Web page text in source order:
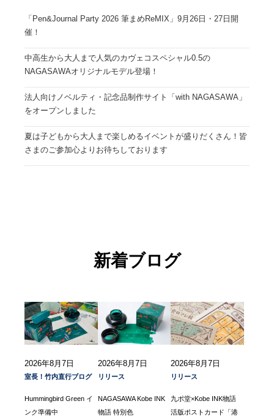
「Pen&Journal Party 2026 筆まめReMIX」9月26日・27日開
催！
中高生から大人まで人気のカヴェコスペシャル0.5の
NAGASAWAオリジナルモデル登場！
法人向けノベルティ・記念品制作サイト「with NAGASAWA」
をオープンしました
夏は子どもから大人まで楽しめるイベントが盛りだくさん！皆
さまのご参加心よりお待ちしております
新着ブログ
2026年8月7日
室長！竹内直行ブログ
Hummingbird Green イ
ンク準備中
2026年8月7日
リリース
NAGASAWA Kobe INK
物語 特別色
2026年8月7日
リリース
九ポ堂×Kobe INK物語
活版ポストカード「港